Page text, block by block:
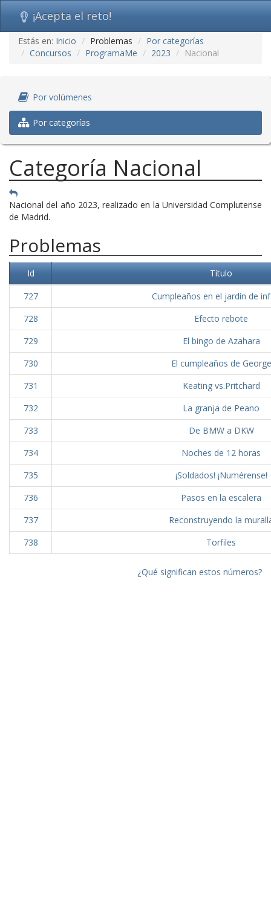
Ir
contenido
¡Acepta el reto!
Estás en: Inicio Problemas
Por categorías
Concursos
ProgramaMe 2023 Nacional
Por volúmenes
Por categorías
Categoría Nacional
Nacional del año 2023, realizado en la Universidad Complutense
de Madrid.
Problemas
Id
Título
727
Cumpleaños en el jardín de
728
Efecto rebote
729
El bingo de Azahara
730
El cumpleaños de George
731
Keating vs.Pritchard
732
La granja de Peano
733
De BMW a DKW
734
Noches de 12 horas
735
¡Soldados! ¡Numérense!
736
Pasos en la escalera
737
Reconstruyendo la
738
Torfiles
¿Qué significan estos números?